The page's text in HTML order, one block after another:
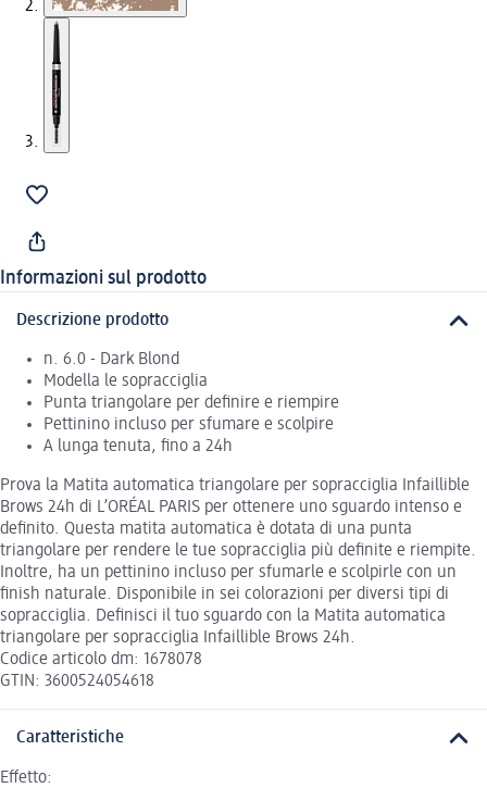
Informazioni sul prodotto
Descrizione prodotto
n. 6.0 - Dark Blond
Modella le sopracciglia
Punta triangolare per definire e riempire
Pettinino incluso per sfumare e scolpire
A lunga tenuta, fino a 24h
Prova la Matita automatica triangolare per sopracciglia Infaillible
Brows 24h di L’ORÉAL PARIS per ottenere uno sguardo intenso e
definito. Questa matita automatica è dotata di una punta
triangolare per rendere le tue sopracciglia più definite e riempite.
Inoltre, ha un pettinino incluso per sfumarle e scolpirle con un
finish naturale. Disponibile in sei colorazioni per diversi tipi di
sopracciglia. Definisci il tuo sguardo con la Matita automatica
triangolare per sopracciglia Infaillible Brows 24h.
Codice articolo dm: 1678078
GTIN: 3600524054618
Caratteristiche
Effetto: